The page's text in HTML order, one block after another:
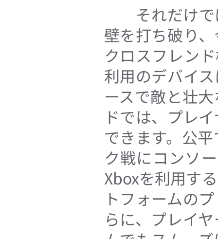
それだけで
壁を打ち破り
クロスフレン
利用のデバイ
ースで敵と壮
ドでは、プレ
できます。公
ク戦にコンソ
Xboxを利用す
トフォームの
らに、プレイ